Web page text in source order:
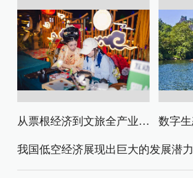
从票根经济到文旅全产业链升级
我国低空经济展现出巨大的发展潜力